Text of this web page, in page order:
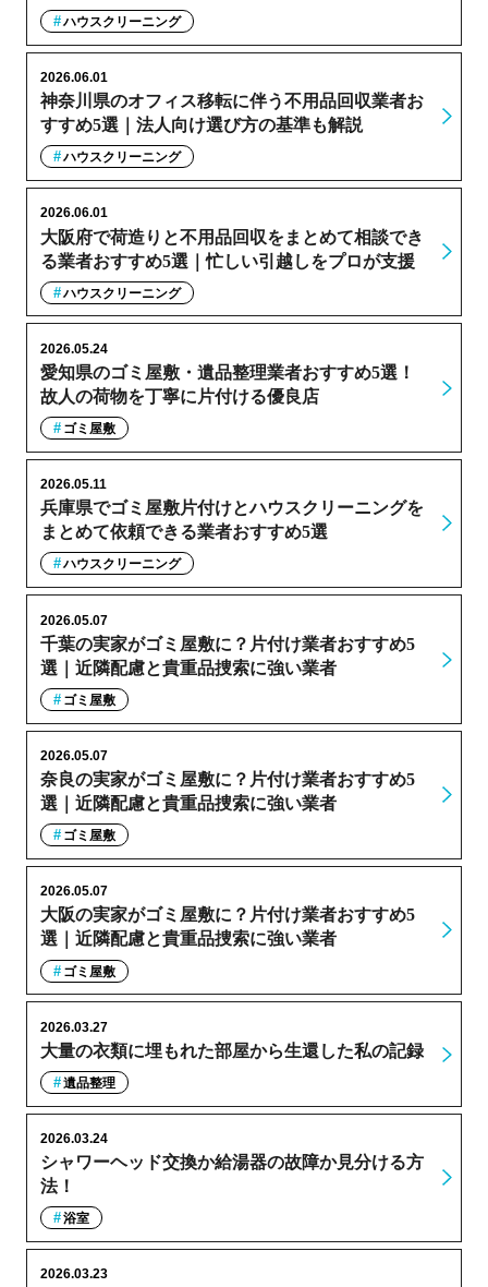
ハウスクリーニング
神奈川県のオフィス移転に伴う不用品回収業者お
すすめ5選｜法人向け選び方の基準も解説
2026.06.01
ハウスクリーニング
大阪府で荷造りと不用品回収をまとめて相談でき
る業者おすすめ5選｜忙しい引越しをプロが支援
2026.06.01
ハウスクリーニング
愛知県のゴミ屋敷・遺品整理業者おすすめ5選！
故人の荷物を丁寧に片付ける優良店
2026.05.24
ゴミ屋敷
兵庫県でゴミ屋敷片付けとハウスクリーニングを
まとめて依頼できる業者おすすめ5選
2026.05.11
ハウスクリーニング
千葉の実家がゴミ屋敷に？片付け業者おすすめ5
選｜近隣配慮と貴重品捜索に強い業者
2026.05.07
ゴミ屋敷
奈良の実家がゴミ屋敷に？片付け業者おすすめ5
選｜近隣配慮と貴重品捜索に強い業者
2026.05.07
ゴミ屋敷
大阪の実家がゴミ屋敷に？片付け業者おすすめ5
選｜近隣配慮と貴重品捜索に強い業者
2026.05.07
ゴミ屋敷
大量の衣類に埋もれた部屋から生還した私の記録
2026.03.27
遺品整理
シャワーヘッド交換か給湯器の故障か見分ける方
法！
2026.03.24
浴室
2026.03.23